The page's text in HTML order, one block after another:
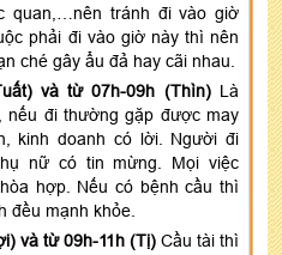
quan,…nên tránh đi vào giờ
phải đi vào giờ này thì nên
ché gây ẩu đả hay cãi nhau.
và từ 07h-09h (Thìn) Là
nếu đi thường gặp được may
kinh doanh có lời. Người đi
nữ có tin mừng. Mọi việc
hợp. Nếu có bệnh cầu thì
đều mạnh khỏe.
và từ 09h-11h (Tị) Cầu tài thì